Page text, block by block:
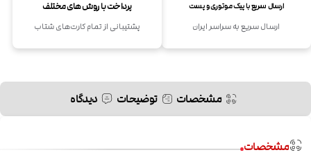
ارسال سریع با پیک موتوری و پست
ارسال سریع به سراسر ایران
پرداخت با روش های مختلف
پشتیبانی از تمام کارت‌های شتاب
مشخصات توضیحات دیدگاه
مشخصات